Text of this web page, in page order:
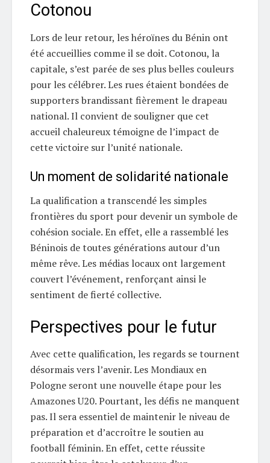
Cotonou
Lors de leur retour, les héroïnes du Bénin ont
été accueillies comme il se doit. Cotonou, la
capitale, s’est parée de ses plus belles couleurs
pour les célébrer. Les rues étaient bondées de
supporters brandissant fièrement le drapeau
national. Il convient de souligner que cet
accueil chaleureux témoigne de l’impact de
cette victoire sur l’unité nationale.
Un moment de solidarité nationale
La qualification a transcendé les simples
frontières du sport pour devenir un symbole de
cohésion sociale. En effet, elle a rassemblé les
Béninois de toutes générations autour d’un
même rêve. Les médias locaux ont largement
couvert l’événement, renforçant ainsi le
sentiment de fierté collective.
Perspectives pour le futur
Avec cette qualification, les regards se tournent
désormais vers l’avenir. Les Mondiaux en
Pologne seront une nouvelle étape pour les
Amazones U20. Pourtant, les défis ne manquent
pas. Il sera essentiel de maintenir le niveau de
préparation et d’accroître le soutien au
football féminin. En effet, cette réussite